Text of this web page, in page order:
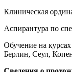
Клиническая
Аспирантура по
Обучение на
Берлин, Сеул,